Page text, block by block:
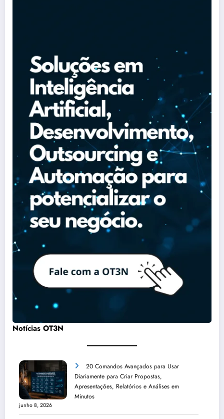
Notícias OT3N
20 Comandos Avançados para Usar
Diariamente para Criar Propostas,
Apresentações, Relatórios e Análises em
Minutos
junho 8, 2026